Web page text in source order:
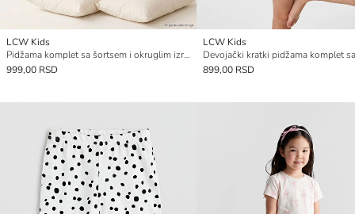
LCW Kids
Pidžama komplet sa šortsem i okruglim izrezom za devojčice
999,00 RSD
LCW Kids
899,00 RSD